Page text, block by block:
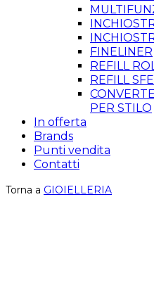
FINELINER
REFILL
REFILL
PER STILO
In offerta
Brands
Punti vendita
Contatti
Torna a GIOIELLERIA